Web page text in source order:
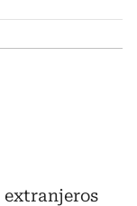
extranjeros